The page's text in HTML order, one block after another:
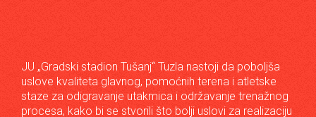
JU „Gradski stadion Tušanj“ Tuzla nastoji da poboljša
uslove kvaliteta glavnog, pomoćnih terena i atletske
staze za odigravanje utakmica i održavanje trenažnog
procesa, kako bi se stvorili što bolji uslovi za realizaciju